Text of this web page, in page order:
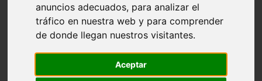
anuncios adecuados, para analizar el
tráfico en nuestra web y para comprender
de donde llegan nuestros visitantes.
Aceptar
comercios
estanques
viajar
cr a
especies invasoras